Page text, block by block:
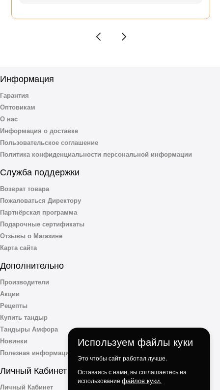
Информация
Гарантия
Оптовикам
О нас
Информация о доставке
Пользовательское соглашение
Политика конфиденциальности персональной информации
Служба поддержки
Возврат товара
Пожаловаться Директору
Партнёрская программа
Подарочные сертификаты
Отзывы о Магазине
Карта сайта
Дополнительно
Производители
Акции
Рецепты
Купить тандыр
Тандыры Амфора
Новинки
Полезная информация
Личный Кабинет
Личный Кабинет
Используем файлы куки
Это чтобы сайт работал лучше.
Оставаясь с нами, вы соглашаетесь на
использование файлов куки.